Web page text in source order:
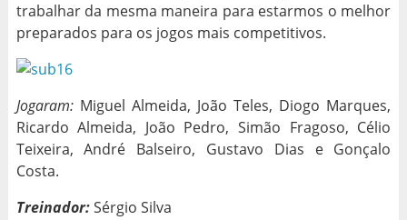
trabalhar da mesma maneira para estarmos o melhor
preparados para os jogos mais competitivos.
Jogaram:Miguel Almeida, João Teles, Diogo Marques,
Ricardo Almeida, João Pedro, Simão Fragoso, Célio
Teixeira, André Balseiro, Gustavo Dias e Gonçalo
Costa.
Treinador:Sérgio Silva